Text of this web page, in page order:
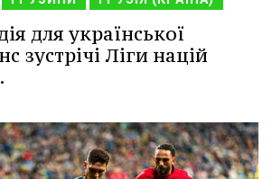
для української
зустрічі Ліги націй